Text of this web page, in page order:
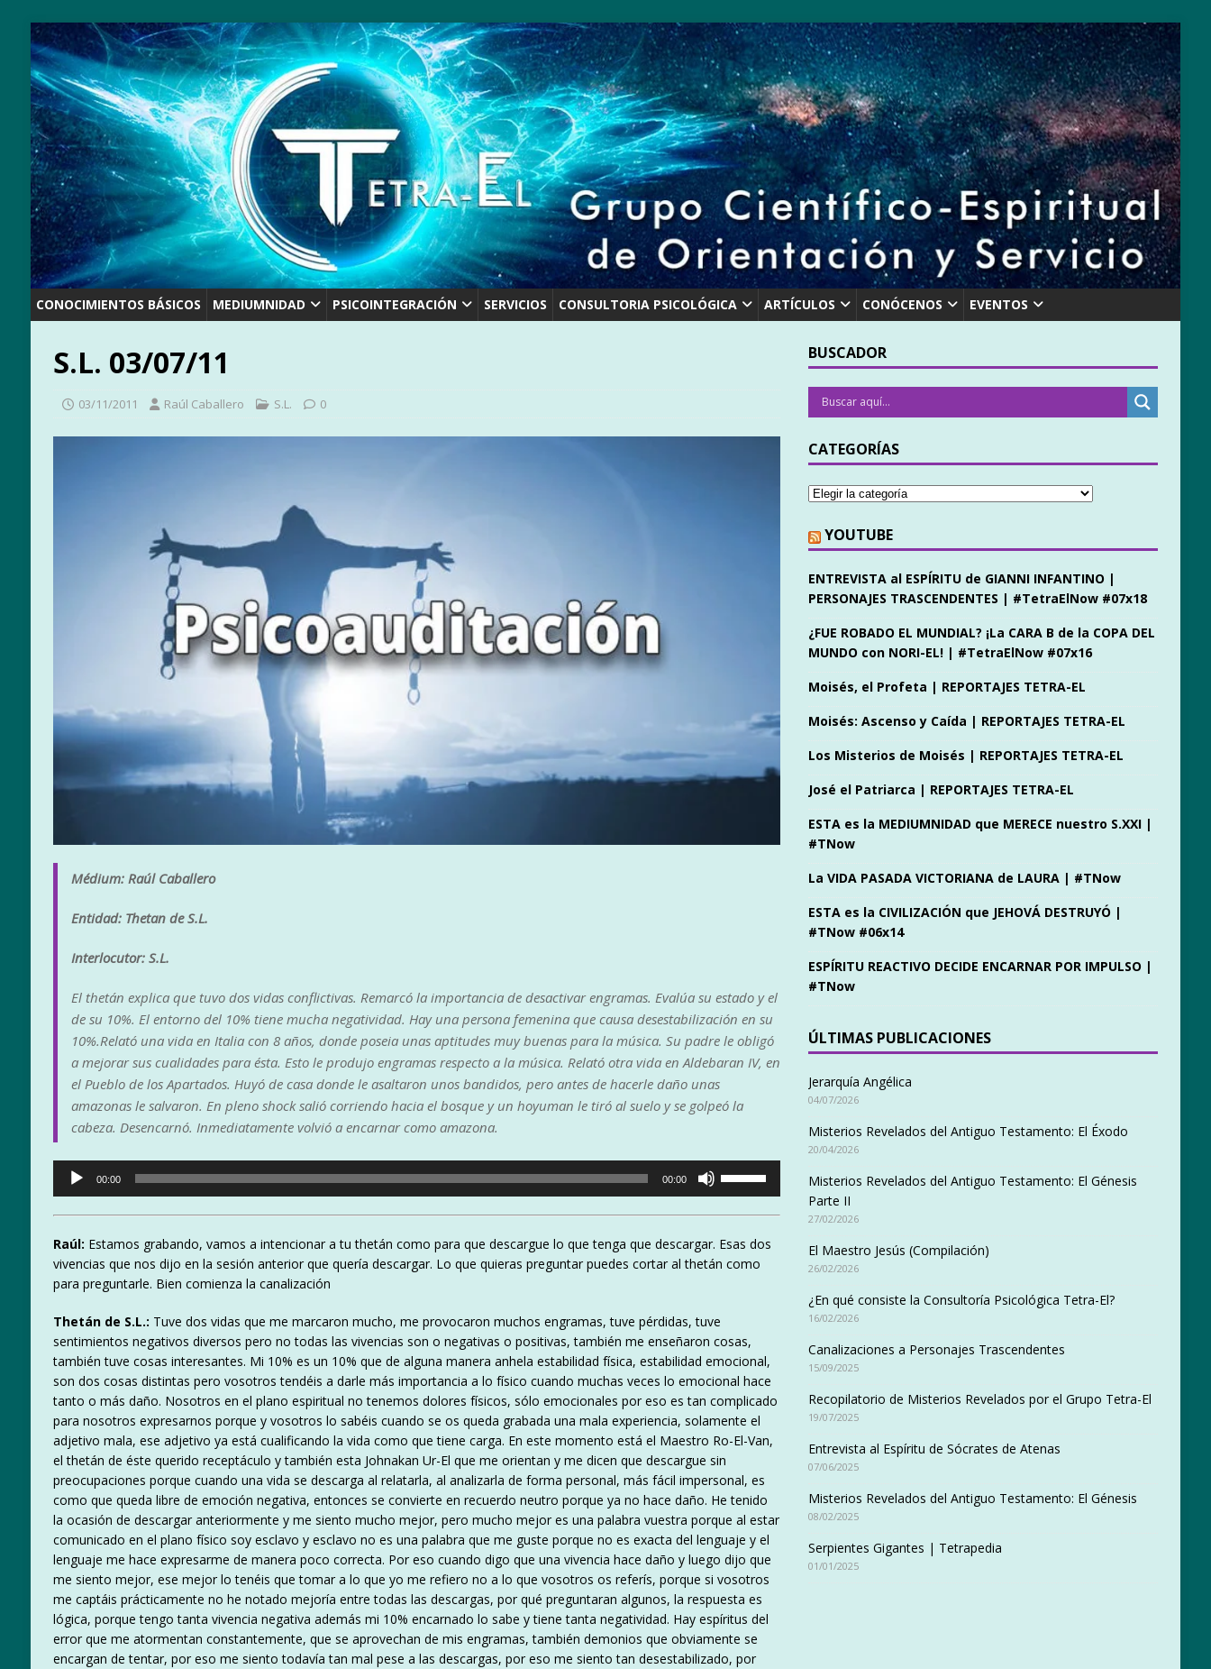
CONOCIMIENTOS BÁSICOS MEDIUMNIDAD PSICOINTEGRACIÓN SERVICIOS CONSULTORIA PSICOLÓGICA ARTÍCULOS CONÓCENOS EVENTOS
S.L. 03/07/11
03/11/2011 Raúl Caballero S.L. 0
Médium: Raúl Caballero
Entidad: Thetan de S.L.
Interlocutor: S.L.
El thetán explica que tuvo dos vidas conflictivas. Remarcó la importancia de desactivar engramas. Evalúa su estado y el
de su 10%. El entorno del 10% tiene mucha negatividad. Hay una persona femenina que causa desestabilización en su
10%.Relató una vida en Italia con 8 años, donde poseia unas aptitudes muy buenas para la música. Su padre le obligó
a mejorar sus cualidades para ésta. Esto le produjo engramas respecto a la música. Relató otra vida en Aldebaran IV, en
el Pueblo de los Apartados. Huyó de casa donde le asaltaron unos bandidos, pero antes de hacerle daño unas
amazonas le salvaron. En pleno shock salió corriendo hacia el bosque y un hoyuman le tiró al suelo y se golpeó la
cabeza. Desencarnó. Inmediatamente volvió a encarnar como amazona.
Reproductor
00:00 00:00
flecha
arriba/abajo
disminuir
el
volumen.
Raúl: Estamos grabando, vamos a intencionar a tu thetán como para que descargue lo que tenga que descargar. Esas dos
vivencias que nos dijo en la sesión anterior que quería descargar. Lo que quieras preguntar puedes cortar al thetán como
para preguntarle. Bien comienza la canalización
Thetán de S.L.: Tuve dos vidas que me marcaron mucho, me provocaron muchos engramas, tuve pérdidas, tuve
sentimientos negativos diversos pero no todas las vivencias son o negativas o positivas, también me enseñaron cosas,
también tuve cosas interesantes. Mi 10% es un 10% que de alguna manera anhela estabilidad física, estabilidad emocional,
son dos cosas distintas pero vosotros tendéis a darle más importancia a lo físico cuando muchas veces lo emocional hace
tanto o más daño. Nosotros en el plano espiritual no tenemos dolores físicos, sólo emocionales por eso es tan complicado
para nosotros expresarnos porque y vosotros lo sabéis cuando se os queda grabada una mala experiencia, solamente el
adjetivo mala, ese adjetivo ya está cualificando la vida como que tiene carga. En este momento está el Maestro Ro-El-Van,
el thetán de éste querido receptáculo y también esta Johnakan Ur-El que me orientan y me dicen que descargue sin
preocupaciones porque cuando una vida se descarga al relatarla, al analizarla de forma personal, más fácil impersonal, es
como que queda libre de emoción negativa, entonces se convierte en recuerdo neutro porque ya no hace daño. He tenido
la ocasión de descargar anteriormente y me siento mucho mejor, pero mucho mejor es una palabra vuestra porque al estar
comunicado en el plano físico soy esclavo y esclavo no es una palabra que me guste porque no es exacta del lenguaje y el
lenguaje me hace expresarme de manera poco correcta. Por eso cuando digo que una vivencia hace daño y luego dijo que
me siento mejor, ese mejor lo tenéis que tomar a lo que yo me refiero no a lo que vosotros os referís, porque si vosotros
me captáis prácticamente no he notado mejoría entre todas las descargas, por qué preguntaran algunos, la respuesta es
lógica, porque tengo tanta vivencia negativa además mi 10% encarnado lo sabe y tiene tanta negatividad. Hay espíritus del
error que me atormentan constantemente, que se aprovechan de mis engramas, también demonios que obviamente se
encargan de tentar, por eso me siento todavía tan mal pese a las descargas, por eso me siento tan desestabilizado, por
BUSCADOR
CATEGORÍAS
YOUTUBE
ENTREVISTA al ESPÍRITU de GIANNI INFANTINO |
PERSONAJES TRASCENDENTES | #TetraElNow #07x18
¿FUE ROBADO EL MUNDIAL? ¡La CARA B de la COPA DEL
MUNDO con NORI-EL! | #TetraElNow #07x16
Moisés, el Profeta | REPORTAJES TETRA-EL
Moisés: Ascenso y Caída | REPORTAJES TETRA-EL
Los Misterios de Moisés | REPORTAJES TETRA-EL
José el Patriarca | REPORTAJES TETRA-EL
ESTA es la MEDIUMNIDAD que MERECE nuestro S.XXI |
#TNow
La VIDA PASADA VICTORIANA de LAURA | #TNow
ESTA es la CIVILIZACIÓN que JEHOVÁ DESTRUYÓ |
#TNow #06x14
ESPÍRITU REACTIVO DECIDE ENCARNAR POR IMPULSO |
#TNow
ÚLTIMAS PUBLICACIONES
Jerarquía Angélica
04/07/2026
Misterios Revelados del Antiguo Testamento: El Éxodo
20/04/2026
Misterios Revelados del Antiguo Testamento: El Génesis
Parte II
27/02/2026
El Maestro Jesús (Compilación)
26/02/2026
¿En qué consiste la Consultoría Psicológica Tetra-El?
16/02/2026
Canalizaciones a Personajes Trascendentes
15/09/2025
Recopilatorio de Misterios Revelados por el Grupo Tetra-El
19/07/2025
Entrevista al Espíritu de Sócrates de Atenas
07/06/2025
Misterios Revelados del Antiguo Testamento: El Génesis
08/02/2025
Serpientes Gigantes | Tetrapedia
01/01/2025